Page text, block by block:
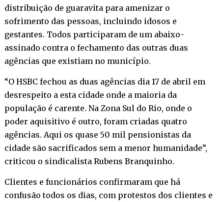
distribuição de guaravita para amenizar o
sofrimento das pessoas, incluindo idosos e
gestantes. Todos participaram de um abaixo-
assinado contra o fechamento das outras duas
agências que existiam no município.
“O HSBC fechou as duas agências dia 17 de abril em
desrespeito a esta cidade onde a maioria da
população é carente. Na Zona Sul do Rio, onde o
poder aquisitivo é outro, foram criadas quatro
agências. Aqui os quase 50 mil pensionistas da
cidade são sacrificados sem a menor humanidade”,
criticou o sindicalista Rubens Branquinho.
Clientes e funcionários confirmaram que há
confusão todos os dias, com protestos dos clientes e